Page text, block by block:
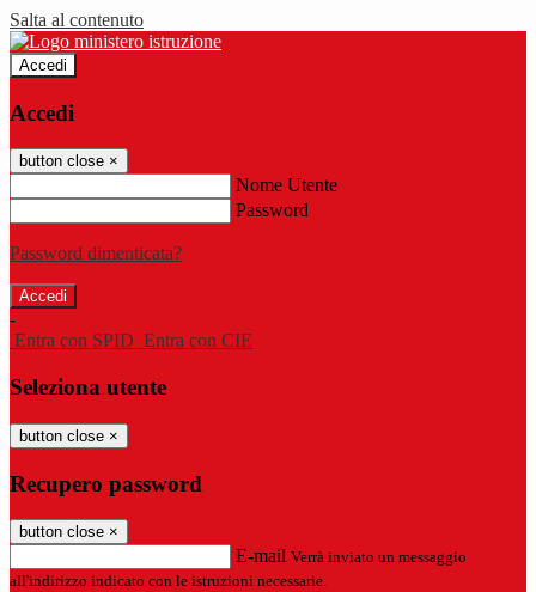
Salta al contenuto
Accedi
Accedi
button close ×
Nome Utente
Password
Password dimenticata?
-
Entra con SPID Entra con CIE
Seleziona utente
button close ×
Recupero password
button close ×
E-mail Verrà inviato un messaggio
all'indirizzo indicato con le istruzioni necessarie.